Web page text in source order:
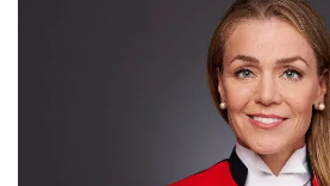
La Rédaction de Droit-inc.com